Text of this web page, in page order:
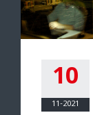
10
11-2021